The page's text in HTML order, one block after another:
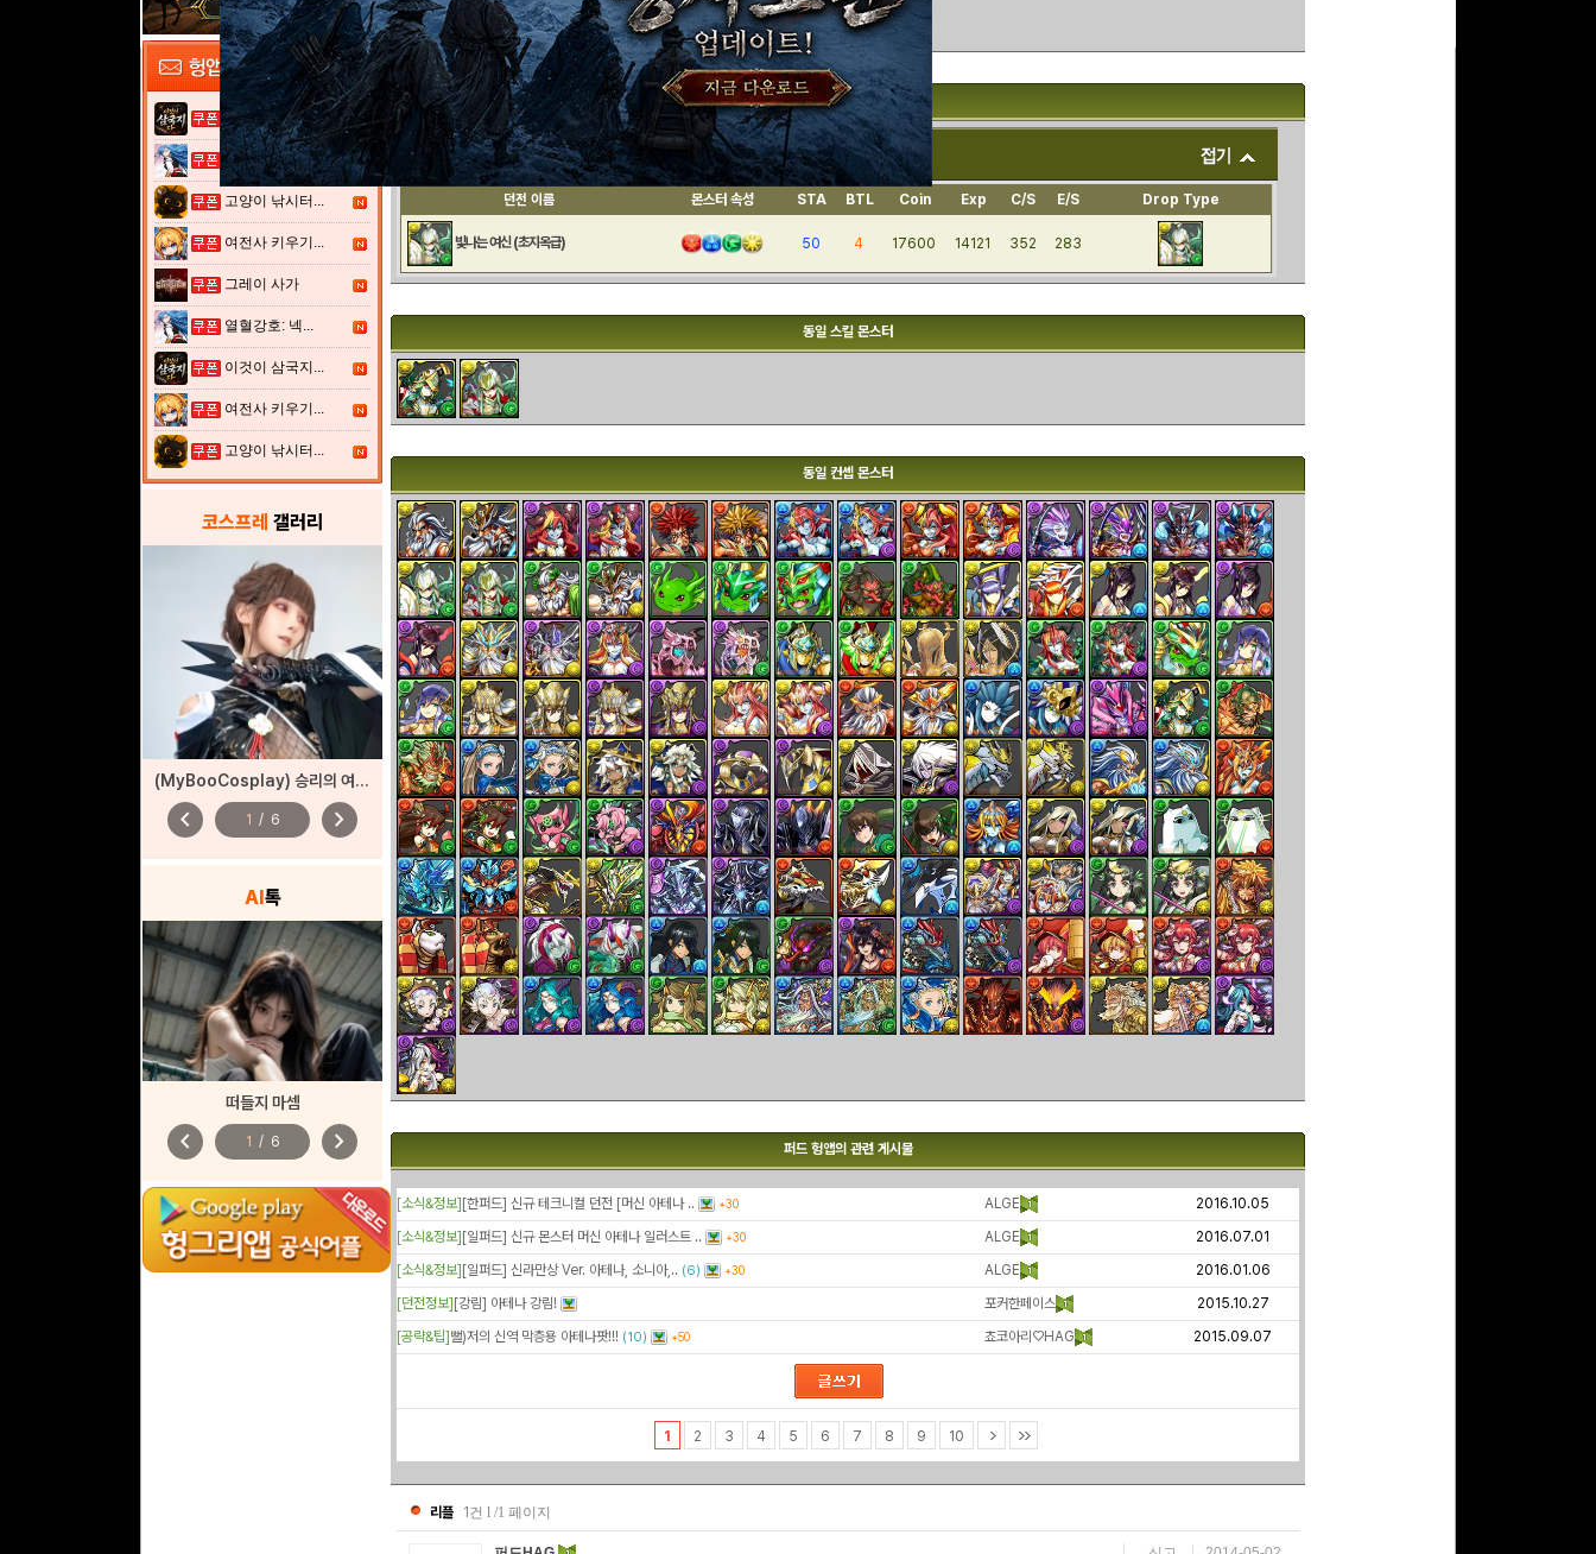
이것이 삼국지...
열혈강호: 넥...
고양이 낚시터...
여전사 키우기...
그레이 사가
열혈강호: 넥...
이것이 삼국지...
여전사 키우기...
고양이 낚시터...
코스프레 갤러리
(MyBooCosplay) 승리의 여신: 니케 ‘사쿠라’
chevron_left 1 / 6 chevron_right
AI톡
떠들지 마셈
chevron_left 1 / 6 chevron_right
몬스터 획득 가능 던전
아테나 강림!
던전 이름 몬스터 속성 STA BTL Coin Exp C/S E/S Drop Type
빛나는 여신 (초지옥급) 50 4 17600 14121 352 283
동일 스킬 몬스터
동일 컨셉 몬스터
퍼드 헝앱의 관련 게시물
[소식&정보] [한퍼드] 신규 테크니컬 던전 [머신 아테나 .. +30 ALGE
2016.10.05
[소식&정보] [일퍼드] 신규 몬스터 머신 아테나 일러스트 .. +30 ALGE
2016.07.01
[소식&정보] [일퍼드] 신라만상 Ver. 아테나, 소니아,.. (6) +30 ALGE
2016.01.06
[던전정보] [강림] 아테나 강림! 포커한페이스
2015.10.27
[공략&팁] 뻘)저의 신역 막층용 아테나팟!!! (10) +50 쵸코아리♡HAG 2015.09.07
1 2 3 4 5 6 7 8 9 10
리플 1 건 l /1 페이지